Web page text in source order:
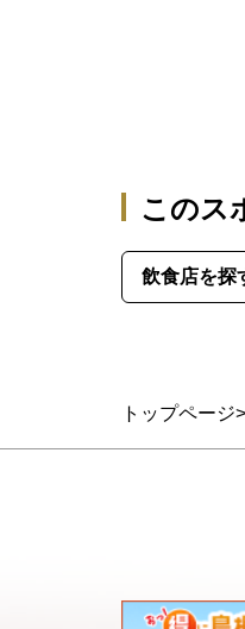
トップページ
このス
飲食店を探